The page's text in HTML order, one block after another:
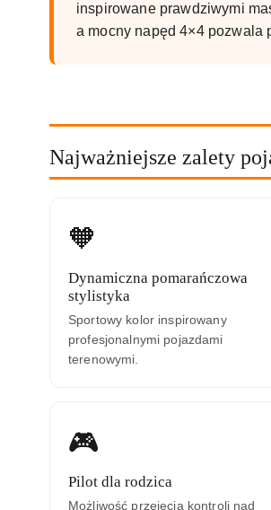
inspirowane prawdziwymi
a mocny napęd 4×4 pozwala
Najważniejsze zalety
🧡
Dynamiczna pomarańczowa
stylistyka
Sportowy kolor inspirowany
profesjonalnymi pojazdami
terenowymi.
🎮
Pilot dla rodzica
Możliwość przejęcia kontroli nad